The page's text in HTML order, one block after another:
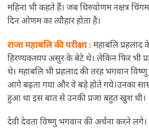
महिना भी कहते हैं। जब थिरुवोणम नक्षत्र
दिन ओणम का त्यौहार होता है।
राजा महाबलि की परीक्षा : महाबलि प्रहलाद
हिरण्यकश्यप असुर के बेटे थे। लेकिन फिर भी
थे। महाबलि भी प्रहलाद की तरह भगवान
आगे बढ़ता गया और वे बड़े होते गये।उनका
हुआ था इस बात से उनकी प्रजा बहुत खुश थी।
देवी देवता विष्णु भगवान की अर्चना करने